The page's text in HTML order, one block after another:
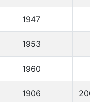
1947
1953
1960
1906